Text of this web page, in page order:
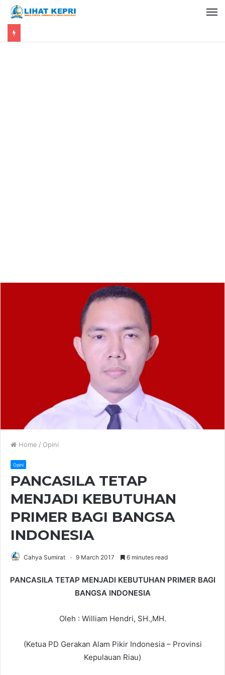
Home / Opini
Opini
PANCASILA TETAP
MENJADI KEBUTUHAN
PRIMER BAGI BANGSA
INDONESIA
Cahya Sumirat 9 March 2017 6 minutes read
PANCASILA TETAP MENJADI KEBUTUHAN PRIMER BAGI
BANGSA INDONESIA
Oleh : William Hendri, SH.,MH.
(Ketua PD Gerakan Alam Pikir Indonesia – Provinsi
Kepulauan Riau)